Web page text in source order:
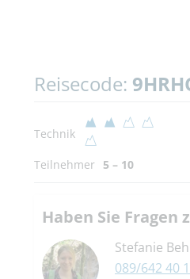
Reisecode:
Technik
Teilnehmer 5 – 10
Haben Sie Fragen
Stefanie
089/642 40